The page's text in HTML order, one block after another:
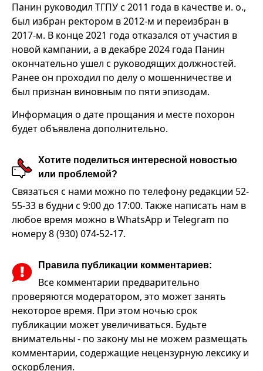
Панин руководил ТГПУ с 2011 года в качестве и. о.,
был избран ректором в 2012-м и переизбран в
2017-м. В конце 2021 года отказался от участия в
новой кампании, а в декабре 2024 года Панин
окончательно ушел с руководящих должностей.
Ранее он проходил по делу о мошенничестве и
был признан виновным по пяти эпизодам.
Информация о дате прощания и месте похорон
будет объявлена дополнительно.
Хотите поделиться интересной новостью
или проблемой?
Связаться с нами можно по телефону редакции 52-
55-33 в будни с 9:00 до 17:00. Также написать нам в
любое время можно в WhatsApp и Telegram по
номеру 8 (930) 074-52-17.
Правила публикации комментариев:
Все комментарии предварительно
проверяются модератором, это может занять
некоторое время. При этом ночью срок
публикации может увеличиваться. Будьте
внимательны - по закону мы не можем размещать
комментарии, содержащие нецензурную лексику и
оскорбления.